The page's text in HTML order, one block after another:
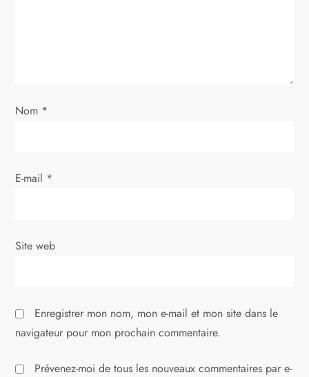
’
r
i
l
e
Nom *
E-mail *
Site web
Enregistrer mon nom, mon e-mail et mon site dans le
navigateur pour mon prochain commentaire.
Prévenez-moi de tous les nouveaux commentaires par e-